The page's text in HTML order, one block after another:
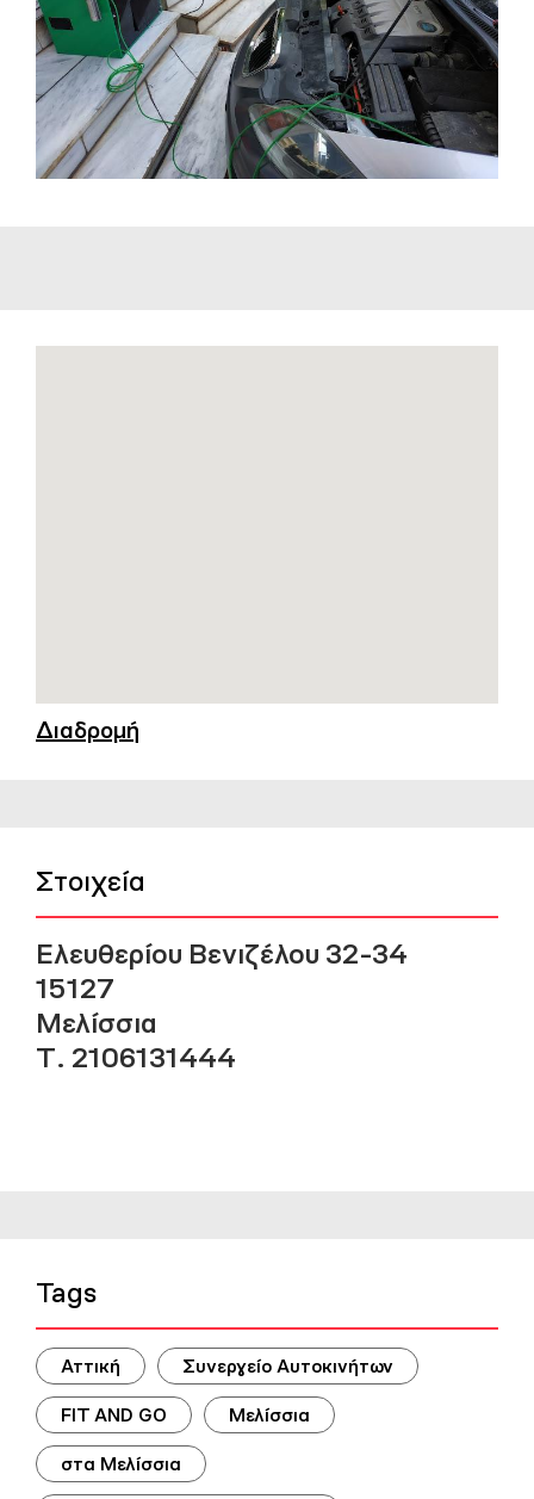
Διαδρομή
Στοιχεία
Ελευθερίου Βενιζέλου 32-34
15127
Μελίσσια
Τ. 2106131444
Tags
Αττική Συνεργείο Αυτοκινήτων
FIT AND GO Μελίσσια
στα Μελίσσια